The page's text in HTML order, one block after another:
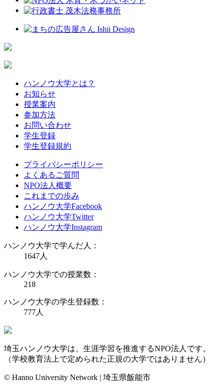
ハンノウ大学とは？
お知らせ
授業案内
参加方法
お問い合わせ
学生登録
学生登録規約
プライバシーポリシー
よくあるご質問
NPO法人概要
これまでの歩み
ハンノウ大学Facebook
ハンノウ大学Twitter
ハンノウ大学Instagram
ハンノウ大学で学んだ人：
1647人
ハンノウ大学での授業数：
218
ハンノウ大学の学生登録数：
777人
埼玉ハンノウ大学は、生涯学習を推進するNPO法人です。
（学校教育法上で定められた正規の大学ではありません）
© Hanno University Network | 埼玉県飯能市